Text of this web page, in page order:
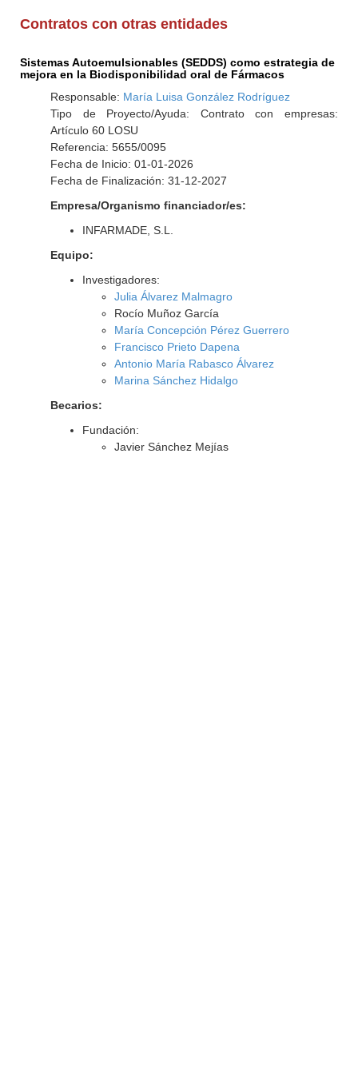
Contratos con otras entidades
Sistemas Autoemulsionables (SEDDS) como estrategia de
mejora en la Biodisponibilidad oral de Fármacos
Responsable: María Luisa González Rodríguez
Tipo de Proyecto/Ayuda: Contrato con empresas:
Artículo 60 LOSU
Referencia: 5655/0095
Fecha de Inicio: 01-01-2026
Fecha de Finalización: 31-12-2027
Empresa/Organismo financiador/es:
INFARMADE, S.L.
Equipo:
Investigadores:
Julia Álvarez Malmagro
Rocío Muñoz García
María Concepción Pérez Guerrero
Francisco Prieto Dapena
Antonio María Rabasco Álvarez
Marina Sánchez Hidalgo
Becarios:
Fundación:
Javier Sánchez Mejías